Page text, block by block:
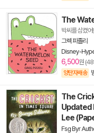
The
박씨를 삼켰어!
그렉 피졸리
Disney-
6,500원
양탄자배송
The
Updated
Lee
Fsg Byr